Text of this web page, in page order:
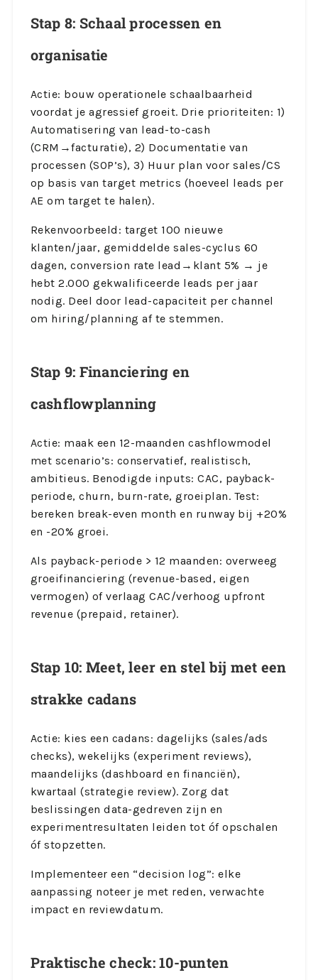
Stap 8: Schaal processen en
organisatie
Actie: bouw operationele schaalbaarheid
voordat je agressief groeit. Drie prioriteiten: 1)
Automatisering van lead-to-cash
(CRM→facturatie), 2) Documentatie van
processen (SOP’s), 3) Huur plan voor sales/CS
op basis van target metrics (hoeveel leads per
AE om target te halen).
Rekenvoorbeeld: target 100 nieuwe
klanten/jaar, gemiddelde sales-cyclus 60
dagen, conversion rate lead→klant 5% → je
hebt 2.000 gekwalificeerde leads per jaar
nodig. Deel door lead-capaciteit per channel
om hiring/planning af te stemmen.
Stap 9: Financiering en
cashflowplanning
Actie: maak een 12-maanden cashflowmodel
met scenario’s: conservatief, realistisch,
ambitieus. Benodigde inputs: CAC, payback-
periode, churn, burn-rate, groeiplan. Test:
bereken break-even month en runway bij +20%
en -20% groei.
Als payback-periode > 12 maanden: overweeg
groeifinanciering (revenue-based, eigen
vermogen) of verlaag CAC/verhoog upfront
revenue (prepaid, retainer).
Stap 10: Meet, leer en stel bij met een
strakke cadans
Actie: kies een cadans: dagelijks (sales/ads
checks), wekelijks (experiment reviews),
maandelijks (dashboard en financiën),
kwartaal (strategie review). Zorg dat
beslissingen data-gedreven zijn en
experimentresultaten leiden tot óf opschalen
óf stopzetten.
Implementeer een “decision log”: elke
aanpassing noteer je met reden, verwachte
impact en reviewdatum.
Praktische check: 10-punten